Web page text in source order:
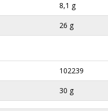
8,1 g
26 g
102239
30 g